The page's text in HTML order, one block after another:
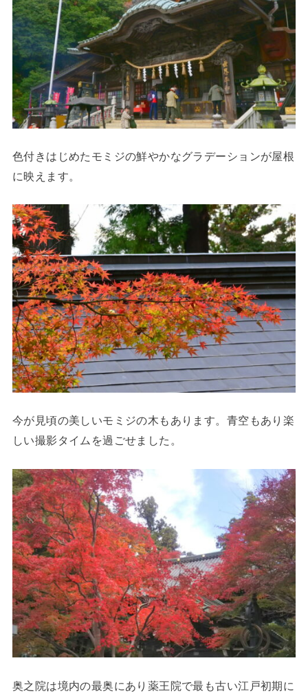
色付きはじめたモミジの鮮やかなグラデーションが屋根
に映えます。
今が見頃の美しいモミジの木もあります。青空もあり楽
しい撮影タイムを過ごせました。
奥之院は境内の最奥にあり薬王院で最も古い江戸初期に